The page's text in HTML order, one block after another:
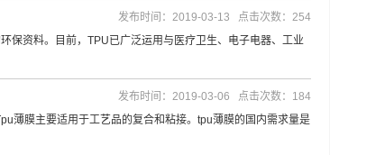
资料。目前，TPU已广泛运用与医疗卫生、电子电器、工业
发布时间：2019-03-13 点击次数：254
膜主要适用于工艺品的复合和粘接。tpu薄膜的国内需求量是
发布时间：2019-03-06 点击次数：184